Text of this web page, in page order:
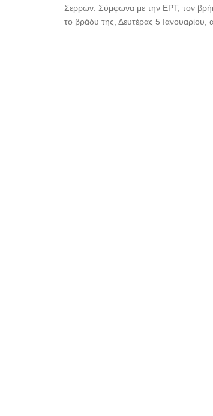
Σερρών. Σύμφωνα με την ΕΡΤ, τον
το βράδυ της, Δευτέρας 5 Ιανουαρίου,